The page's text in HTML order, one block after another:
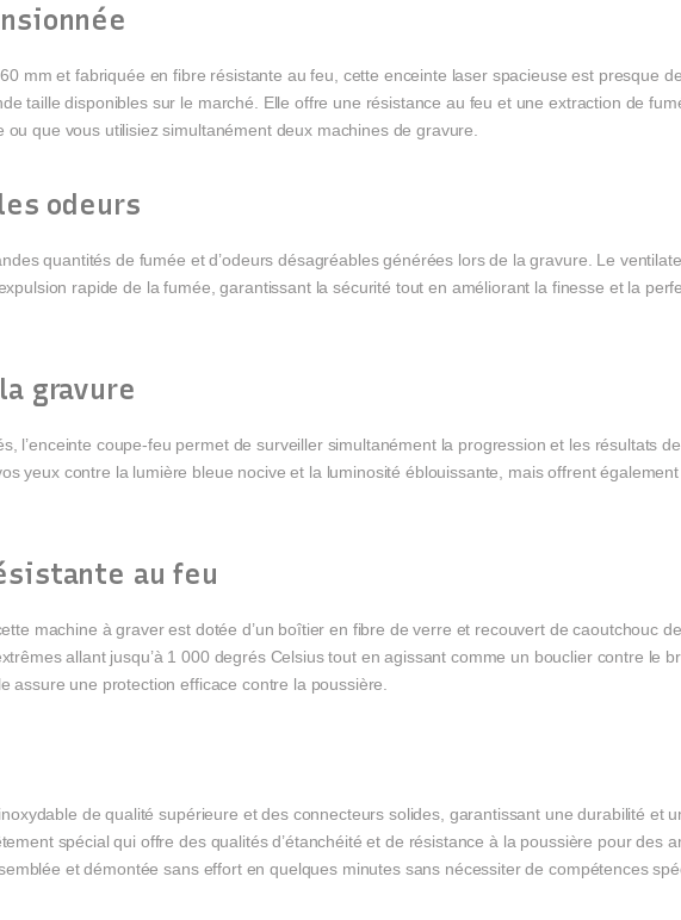
mm et fabriquée en fibre résistante au feu, cette enceinte laser spacieuse est presque
taille disponibles sur le marché. Elle offre une résistance au feu et une extraction de
que vous utilisiez simultanément deux machines de gravure.
odeurs
quantités de fumée et d’odeurs désagréables générées lors de la gravure. Le
rapide de la fumée, garantissant la sécurité tout en améliorant la finesse et la
gravure
l’enceinte coupe-feu permet de surveiller simultanément la progression et les résultats
yeux contre la lumière bleue nocive et la luminosité éblouissante, mais offrent
au feu
machine à graver est dotée d’un boîtier en fibre de verre et recouvert de caoutchouc
allant jusqu’à 1 000 degrés Celsius tout en agissant comme un bouclier contre le
une protection efficace contre la poussière.
de qualité supérieure et des connecteurs solides, garantissant une durabilité et
spécial qui offre des qualités d’étanchéité et de résistance à la poussière pour des
et démontée sans effort en quelques minutes sans nécessiter de compétences